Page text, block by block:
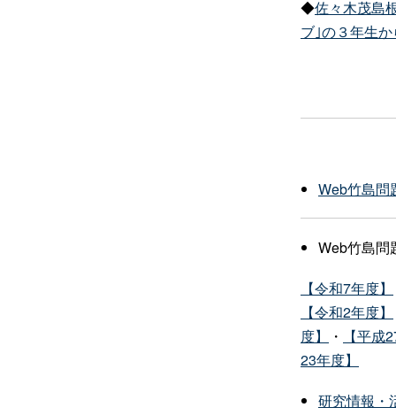
◆佐々木茂島
ブ｣の３年生
Web竹島問
Web竹島問
【令和7年度】
【令和2年度】
度】
・
【平成
23年度】
研究情報・